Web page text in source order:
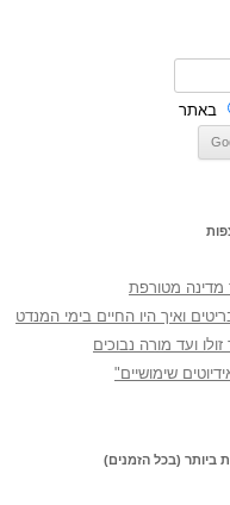
באתר
מדינה מטורפת
ואיך היו החיים בימי המנדט
ועד מורה נבוכים
שימושיים"
ביותר (בכל הזמנים)